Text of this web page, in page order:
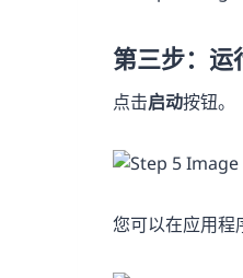
第三步：运
点击启动按钮。
您可以在应用程